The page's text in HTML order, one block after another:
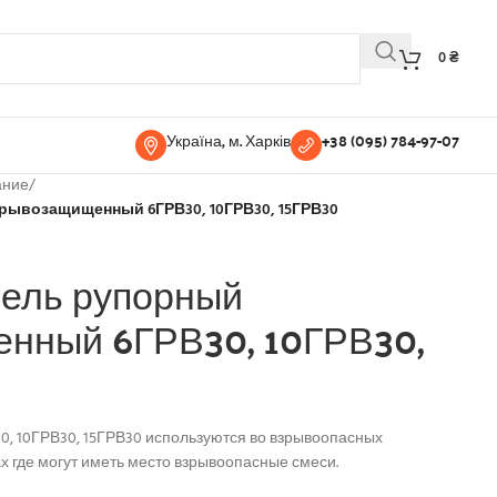
0₴
Україна, м. Харків +38 (095) 784-97-07
/
6ГРВ30, 10ГРВ30, 15ГРВ30
рупорный
6ГРВ30, 10ГРВ30,
10ГРВ30, 15ГРВ30 используются во взрывоопасных
могут иметь место взрывоопасные смеси.